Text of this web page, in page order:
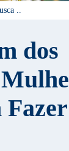
dos
Fazer